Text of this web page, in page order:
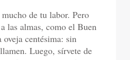
de tu labor. Pero
las almas, como el Buen
centésima: sin
Luego, sírvete de